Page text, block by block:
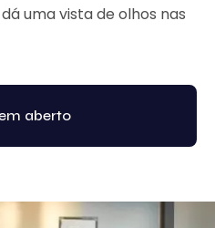
uma vista de olhos nas
aberto